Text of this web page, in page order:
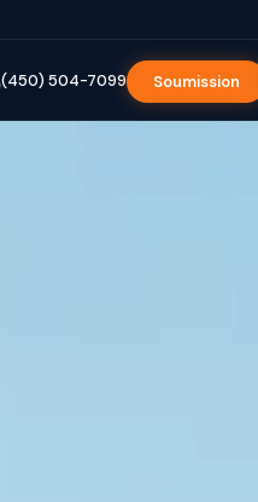
(450) 504-7099 Soumission